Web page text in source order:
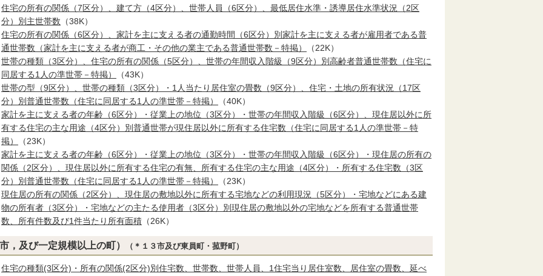
住宅の所有の関係（7区分）、建て方（4区分）、世帯人員（6区分）、最低居住水準・誘導居住水準状況（2区
分）別主世帯数 （38K）
住宅の所有の関係（6区分）、家計を主に支える者の通勤時間（6区分）別家計を主に支える者が雇用者である普
通世帯数（家計を主に支える者が商工・その他の業主である普通世帯数－特掲）
（22K）
世帯の種類（3区分）、住宅の所有の関係（5区分）、世帯の年間収入階級（9区分）別高齢者普通世帯数（住宅に
同居する1人の準世帯－特掲）
（43K）
世帯の型（9区分）、世帯の種類（3区分）・1人当たり居住室の畳数（9区分）、住宅・土地の所有状況（17区
分）別普通世帯数（住宅に同居する1人の準世帯－特掲）
（40K）
家計を主に支える者の年齢（6区分）・従業上の地位（3区分）・世帯の年間収入階級（6区分）、現住居以外に所
有する住宅の主な用途（4区分）別普通世帯が現住居以外に所有する住宅数（住宅に同居する1人の準世帯－特
掲）
（23K）
家計を主に支える者の年齢（6区分）・従業上の地位（3区分）・世帯の年間収入階級（6区分）・現住居の所有の
関係（2区分）、現住居以外に所有する住宅の有無、所有する住宅の主な用途（4区分）・所有する住宅数（3区
分）別普通世帯数（住宅に同居する1人の準世帯－特掲）
（23K）
現住居の所有の関係（2区分）、現住居の敷地以外に所有する宅地などの利用現況（5区分）・宅地などにある建
物の所有者（3区分）・宅地などの主たる使用者（3区分）別現住居の敷地以外の宅地などを所有する普通世帯
数、所有件数及び1件当たり所有面積 （26K）
，及び一定規模以上の町） （＊１３市及び東員町・菰野町）
住宅の種類(3区分)・所有の関係(2区分)別住宅数、世帯数、世帯人員、1住宅当り居住室数、居住室の畳数、延べ